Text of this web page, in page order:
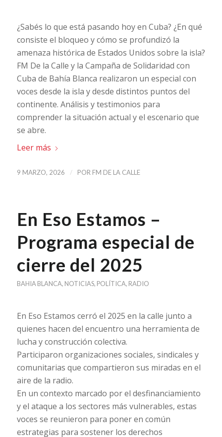
¿Sabés lo que está pasando hoy en Cuba? ¿En qué
consiste el bloqueo y cómo se profundizó la
amenaza histórica de Estados Unidos sobre la isla?
FM De la Calle y la Campaña de Solidaridad con
Cuba de Bahía Blanca realizaron un especial con
voces desde la isla y desde distintos puntos del
continente. Análisis y testimonios para
comprender la situación actual y el escenario que
se abre.
Leer más
9 MARZO, 2026 / POR FM DE LA CALLE
En Eso Estamos –
Programa especial de
cierre del 2025
BAHIA BLANCA, NOTICIAS, POLÍTICA, RADIO
En Eso Estamos cerró el 2025 en la calle junto a
quienes hacen del encuentro una herramienta de
lucha y construcción colectiva.
Participaron organizaciones sociales, sindicales y
comunitarias que compartieron sus miradas en el
aire de la radio.
En un contexto marcado por el desfinanciamiento
y el ataque a los sectores más vulnerables, estas
voces se reunieron para poner en común
estrategias para sostener los derechos